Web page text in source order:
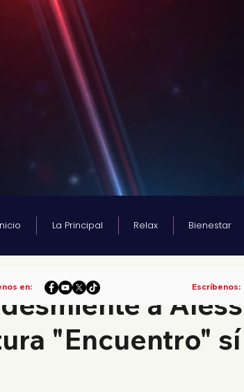
La Principal Relax Bienestar
a
"Encuentro"
en: Escríbenos: